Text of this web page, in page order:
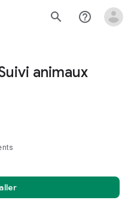
search help_outline
animaux